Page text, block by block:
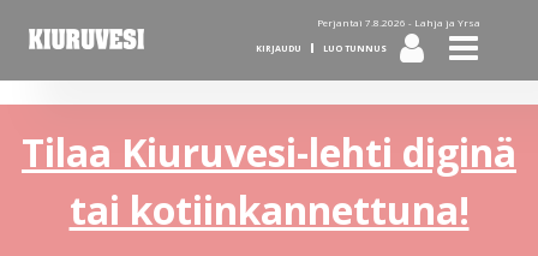
Perjantai 7.8.2026 - Lahja ja Yrsa
KIRJAUDU LUO TUNNUS
Tilaa Kiuruvesi-lehti diginä
tai kotiinkannettuna!